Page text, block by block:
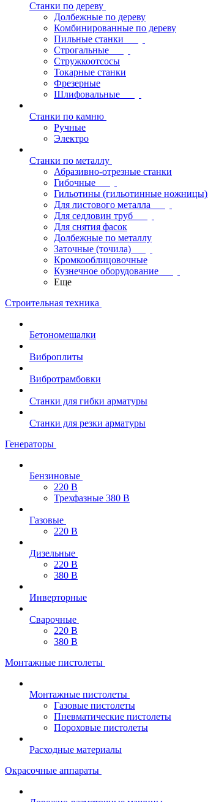
Станки по дереву
Долбежные по дереву
Комбинированные по дереву
Пильные станки
Строгальные
Стружкоотсосы
Токарные станки
Фрезерные
Шлифовальные
Станки по камню
Ручные
Электро
Станки по металлу
Абразивно-отрезные станки
Гибочные
Гильотины (гильотинные ножницы)
Для листового металла
Для седловин труб
Для снятия фасок
Долбежные по металлу
Заточные (точила)
Кромкооблицовочные
Кузнечное оборудование
Еще
Строительная техника
Бетономешалки
Виброплиты
Вибротрамбовки
Станки для гибки арматуры
Станки для резки арматуры
Генераторы
Бензиновые
220 В
Трехфазные 380 В
Газовые
220 В
Дизельные
220 В
380 В
Инверторные
Сварочные
220 В
380 В
Монтажные пистолеты
Монтажные пистолеты
Газовые пистолеты
Пневматические пистолеты
Пороховые пистолеты
Расходные материалы
Окрасочные аппараты